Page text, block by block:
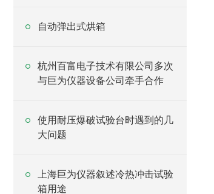
自动弹出式烘箱
杭州百富电子技术有限公司多次
与巨为仪器设备公司牵手合作
使用耐压爆破试验台时遇到的几
大问题
上海巨为仪器叙述冷热冲击试验
箱用途